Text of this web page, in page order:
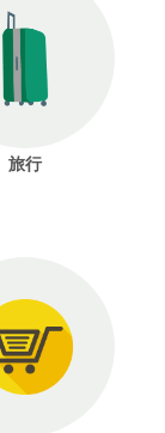
旅行